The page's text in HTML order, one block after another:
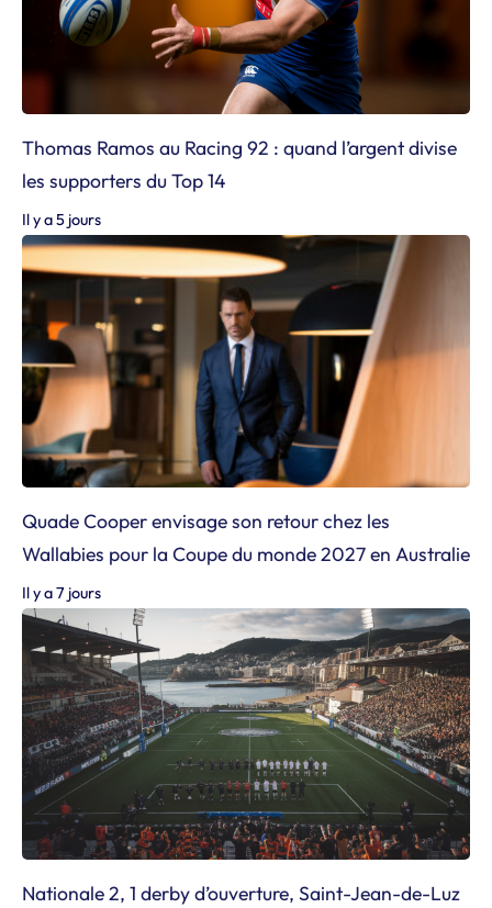
Thomas Ramos au Racing 92 : quand l’argent divise
les supporters du Top 14
Il y a 5 jours
Quade Cooper envisage son retour chez les
Wallabies pour la Coupe du monde 2027 en Australie
Il y a 7 jours
Nationale 2, 1 derby d’ouverture, Saint-Jean-de-Luz